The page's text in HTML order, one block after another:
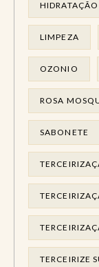
HIDRATAÇÃO
LIMPEZA
OZONIO
ROSA
SABONETE
TERCEIRIZE